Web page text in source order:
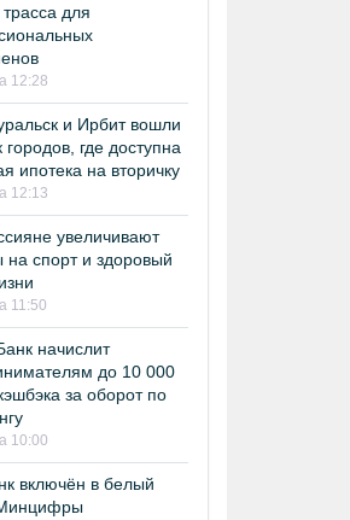
для
12:28
и Ирбит вошли
городов, где доступна
ипотека на вторичку
12:13
увеличивают
на спорт и здоровый
11:50
начислит
до 10 000
за оборот по
10:00
включён в белый